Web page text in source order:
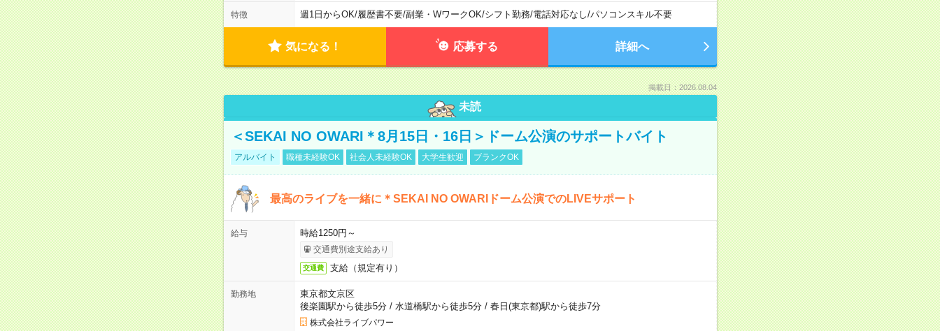
特徴 週1日からOK/履歴書不要/副業・WワークOK/シフト勤務/電話対応なし/パソコンスキル不要
気になる！ 応募する 詳細へ
掲載日：2026.08.04
未読
＜SEKAI NO OWARI＊8月15日・16日＞ドーム公演のサポートバイト
アルバイト 職種未経験OK 社会人未経験OK 大学生歓迎 ブランクOK
最高のライブを一緒に＊SEKAI NO OWARIドーム公演でのLIVEサポート
給与 時給1250円～
交通費別途支給あり
交通費 支給（規定有り）
勤務地
東京都文京区
後楽園駅から徒歩5分/ 水道橋駅から徒歩5分/ 春日(東京都)駅から徒歩7分
株式会社ライブパワー